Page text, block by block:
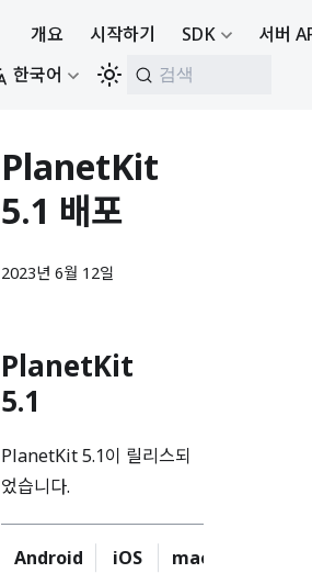
개요 시작하기 SDK
서버
한국어 검색
PlanetKit
5.1 배포
2023년 6월 12일
PlanetKit
5.1
PlanetKit 5.1이 릴리스되
었습니다.
Android iOS macOS